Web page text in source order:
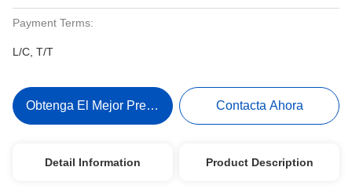
Payment Terms:
L/C, T/T
Obtenga El Mejor Precio Contacta Ahora
Detail Information Product Description